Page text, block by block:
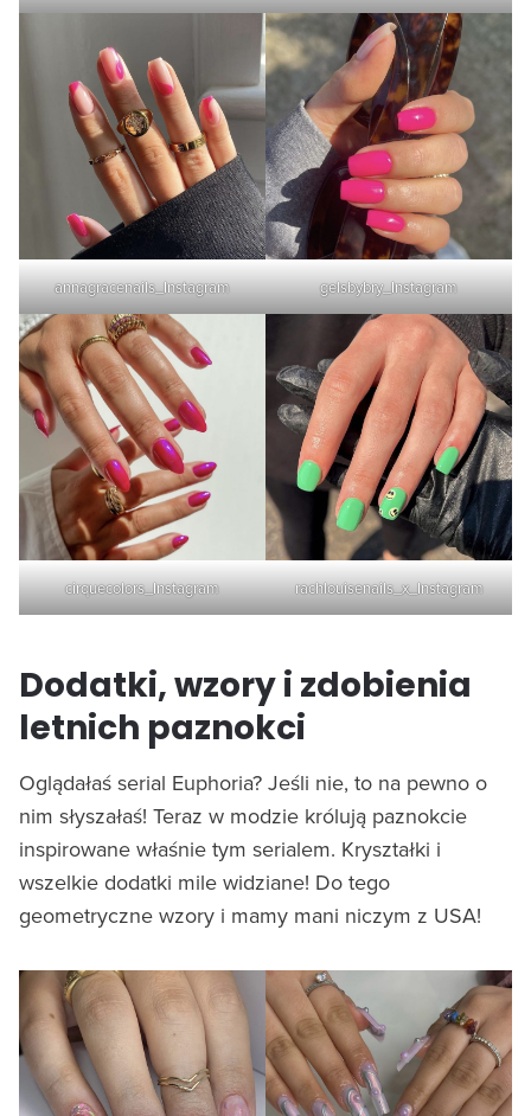
annagracenails_Instagram gelsbybry_Instagram
cirquecolors_Instagram rachlouisenails_x_Instagram
Dodatki, wzory i zdobienia
letnich paznokci
Oglądałaś serial Euphoria? Jeśli nie, to na pewno o
nim słyszałaś! Teraz w modzie królują paznokcie
inspirowane właśnie tym serialem. Kryształki i
wszelkie dodatki mile widziane! Do tego
geometryczne wzory i mamy mani niczym z USA!